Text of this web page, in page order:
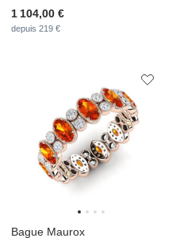
1 104,00 €
depuis 219 €
Bague Maurox